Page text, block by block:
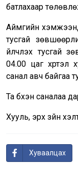
батлахаар
Аймгийн
тусгай
үйлчлэх тусгай
04.00 цаг хүртэл
санал авч байгаа
Та бүхэн саналаа
Хууль, эрх зүйн
Хуваалцах